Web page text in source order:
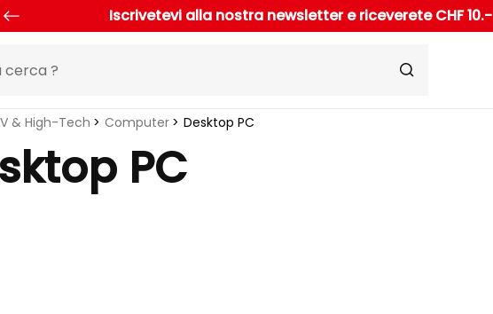
Iscrivetevi alla nostra newsletter e riceverete CHF 10.-
& High-Tech Computer Desktop PC
PC